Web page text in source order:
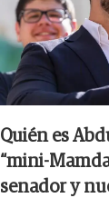
Quién es
“mini-
senador y